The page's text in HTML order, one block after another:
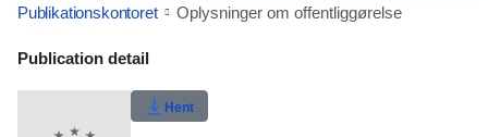
Publikationskontoret Oplysninger om offentliggørelse
Publication Detail Actions Portlet
Brugerklassificering
Publication detail
Hent